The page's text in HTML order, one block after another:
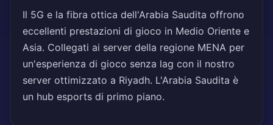
Il 5G e la fibra ottica dell'Arabia Saudita offrono
eccellenti prestazioni di gioco in Medio Oriente e
Asia. Collegati ai server della regione MENA per
un'esperienza di gioco senza lag con il nostro
server ottimizzato a Riyadh. L'Arabia Saudita è
un hub esports di primo piano.